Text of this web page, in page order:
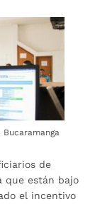
de
que están bajo
el incentivo